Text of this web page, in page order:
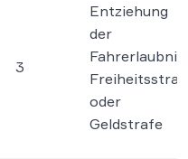
3
Entziehung
der
Fahrerlaubnis,
oder
Geldstrafe